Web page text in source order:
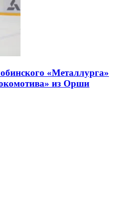
«Металлурга»
из Орши